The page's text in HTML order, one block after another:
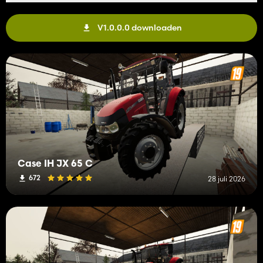
V1.0.0.0 downloaden
Case IH JX 65 C
672 28 juli 2026